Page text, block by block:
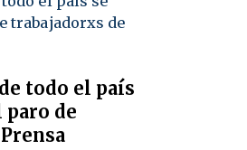
todo el país
de